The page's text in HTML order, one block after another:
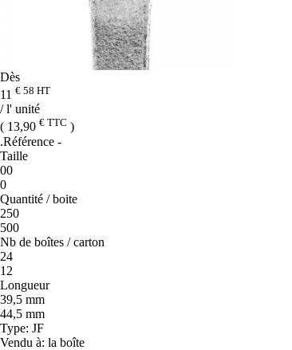
Dès
11 € 58 HT
/ l' unité
( 13,90 € TTC )
.Référence -
Taille
00
0
Quantité / boite
250
500
Nb de boîtes / carton
24
12
Longueur
39,5 mm
44,5 mm
Type: JF
Vendu à: la boîte